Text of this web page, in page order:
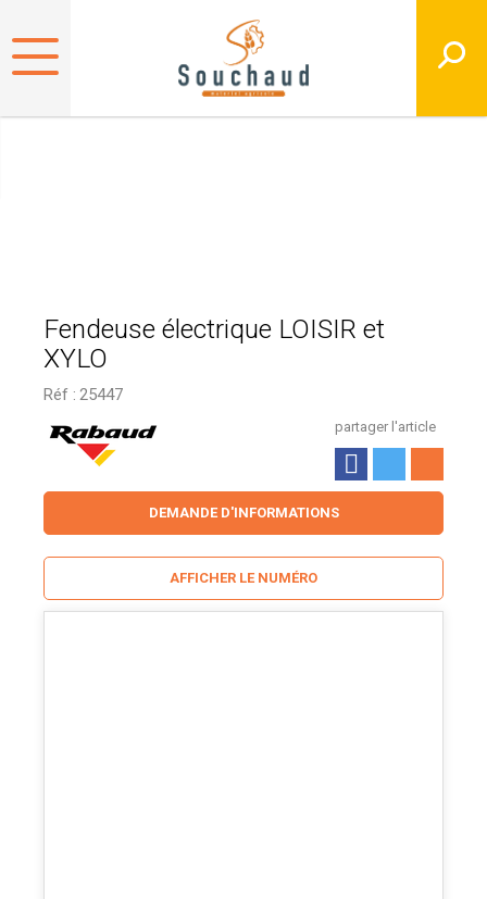
Fendeuse électrique LOISIR et
XYLO
Réf : 25447
partager l'article
DEMANDE D'INFORMATIONS
AFFICHER LE NUMÉRO